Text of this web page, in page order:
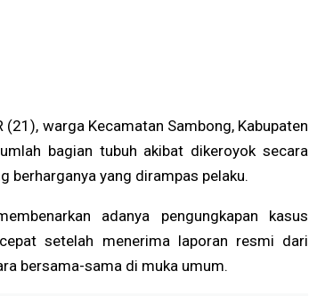
warga Kecamatan Sambong, Kabupaten
bagian tubuh akibat dikeroyok secara
berharganya yang dirampas pelaku.
adanya pengungkapan kasus
setelah menerima laporan resmi dari
bersama-sama di muka umum.